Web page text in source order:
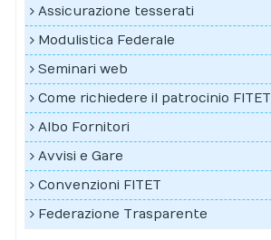
Assicurazione tesserati
Modulistica Federale
Seminari web
Come richiedere il patrocinio FITET
Albo Fornitori
Avvisi e Gare
Convenzioni FITET
Federazione Trasparente